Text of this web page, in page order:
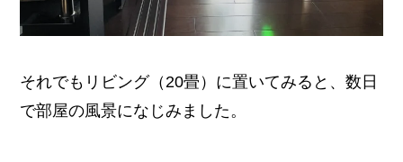
それでもリビング（20畳）に置いてみると、数日
で部屋の風景になじみました。